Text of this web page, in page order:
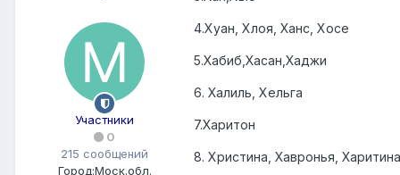
Участники
0
215 сообщений
Город:Моск.обл.
4.Хуан, Хлоя, Ханс, Хосе
5.Хабиб,Хасан,Хаджи
6. Халиль, Хельга
7.Харитон
8. Христина, Хавронья, Харитина